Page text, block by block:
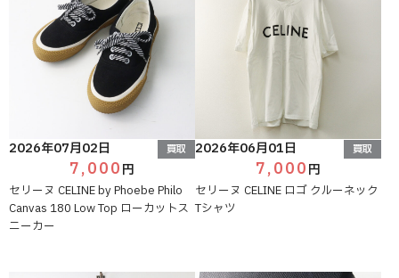
2026年07月02日 買取
7,000円
セリーヌ CELINE by Phoebe Philo
Canvas 180 Low Top ローカットス
ニーカー
2026年06月01日 買取
7,000円
セリーヌ CELINE ロゴ クルーネック
Tシャツ